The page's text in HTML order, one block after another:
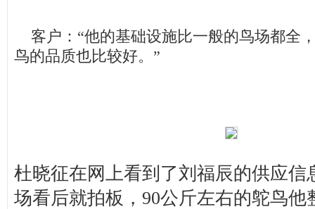
客户：“他的基础设施比一般的鸟场都全
鸟的品质也比较好。”
杜晓征在网上看到了刘福辰的供应信
场看后就拍板，90公斤左右的鸵鸟他